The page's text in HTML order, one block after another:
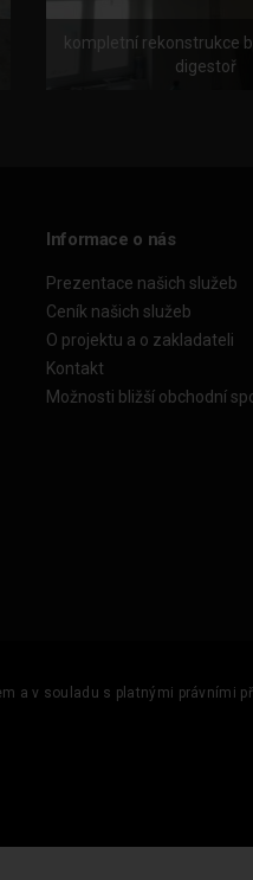
kompletní rekonstrukce
digestoř
Informace o nás
Prezentace našich služeb
Ceník našich služeb
O projektu a o zakladateli
Kontakt
Možnosti bližší obchodní
v souladu s platnými právními